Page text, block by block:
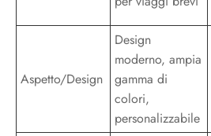
Aspetto/Design
Design
moderno, ampia
gamma di
colori,
personalizzabile